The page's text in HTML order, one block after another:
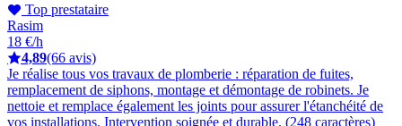
Top prestataire
Rasim
18 €/h
4,89(66 avis)
Je réalise tous vos travaux de plomberie : réparation de fuites,
remplacement de siphons, montage et démontage de robinets. Je
nettoie et remplace également les joints pour assurer l'étanchéité de
vos installations. Intervention soignée et durable. (248 caractères)